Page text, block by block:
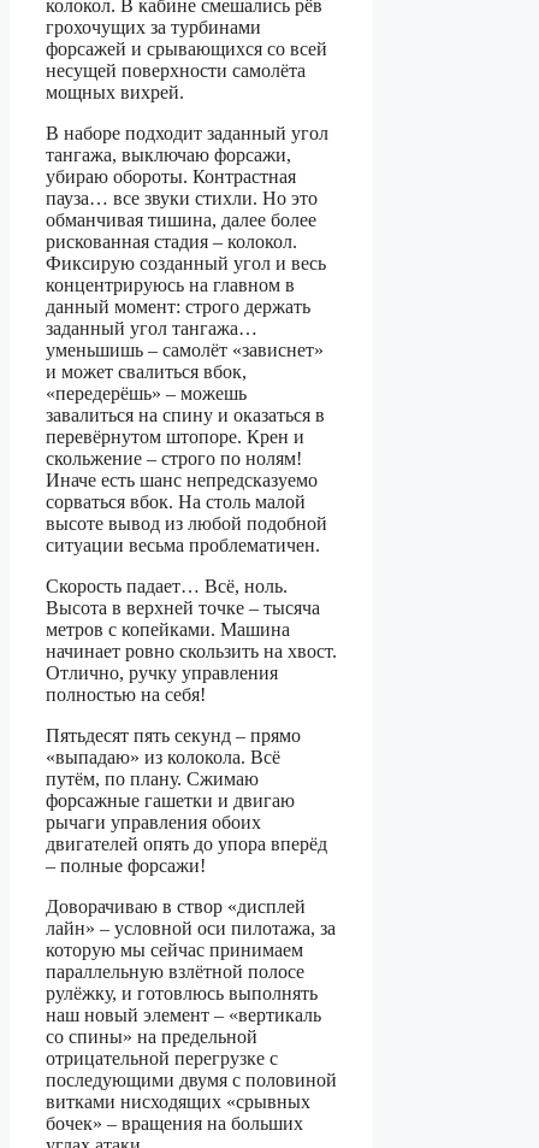
колокол. В кабине смешались рёв
грохочущих за турбинами
форсажей и срывающихся со всей
несущей поверхности самолёта
мощных вихрей.
В наборе подходит заданный угол
тангажа, выключаю форсажи,
убираю обороты. Контрастная
пауза… все звуки стихли. Но это
обманчивая тишина, далее более
рискованная стадия – колокол.
Фиксирую созданный угол и весь
концентрируюсь на главном в
данный момент: строго держать
заданный угол тангажа…
уменьшишь – самолёт «зависнет»
и может свалиться вбок,
«передерёшь» – можешь
завалиться на спину и оказаться в
перевёрнутом штопоре. Крен и
скольжение – строго по нолям!
Иначе есть шанс непредсказуемо
сорваться вбок. На столь малой
высоте вывод из любой подобной
ситуации весьма проблематичен.
Скорость падает… Всё, ноль.
Высота в верхней точке – тысяча
метров с копейками. Машина
начинает ровно скользить на хвост.
Отлично, ручку управления
полностью на себя!
Пятьдесят пять секунд – прямо
«выпадаю» из колокола. Всё
путём, по плану. Сжимаю
форсажные гашетки и двигаю
рычаги управления обоих
двигателей опять до упора вперёд
– полные форсажи!
Доворачиваю в створ «дисплей
лайн» – условной оси пилотажа, за
которую мы сейчас принимаем
параллельную взлётной полосе
рулёжку, и готовлюсь выполнять
наш новый элемент – «вертикаль
со спины» на предельной
отрицательной перегрузке с
последующими двумя с половиной
витками нисходящих «срывных
бочек» – вращения на больших